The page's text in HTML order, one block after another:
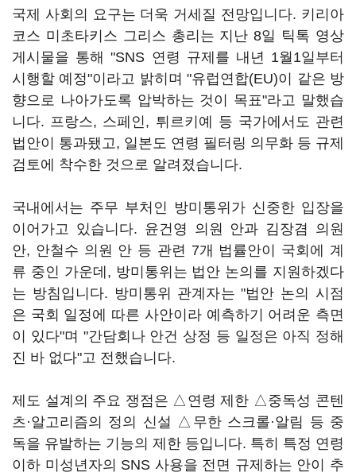
국제 사회의 요구는 더욱 거세질 전망입니다. 키리아
코스 미초타키스 그리스 총리는 지난 8일 틱톡 영상
게시물을 통해 "SNS 연령 규제를 내년 1월1일부터
시행할 예정"이라고 밝히며 "유럽연합(EU)이 같은 방
향으로 나아가도록 압박하는 것이 목표"라고 말했습
니다. 프랑스, 스페인, 튀르키예 등 국가에서도 관련
법안이 통과됐고, 일본도 연령 필터링 의무화 등 규제
검토에 착수한 것으로 알려졌습니다.
국내에서는 주무 부처인 방미통위가 신중한 입장을
이어가고 있습니다. 윤건영 의원 안과 김장겸 의원
안, 안철수 의원 안 등 관련 7개 법률안이 국회에 계
류 중인 가운데, 방미통위는 법안 논의를 지원하겠다
는 방침입니다. 방미통위 관계자는 "법안 논의 시점
은 국회 일정에 따른 사안이라 예측하기 어려운 측면
이 있다"며 "간담회나 안건 상정 등 일정은 아직 정해
진 바 없다"고 전했습니다.
제도 설계의 주요 쟁점은 △연령 제한 △중독성 콘텐
츠·알고리즘의 정의 신설 △무한 스크롤·알림 등 중
독을 유발하는 기능의 제한 등입니다. 특히 특정 연령
이하 미성년자의 SNS 사용을 전면 규제하는 안이 추